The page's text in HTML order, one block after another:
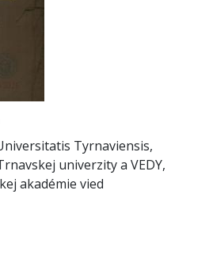
Tyrnaviensis,
univerzity a VEDY,
akadémie vied